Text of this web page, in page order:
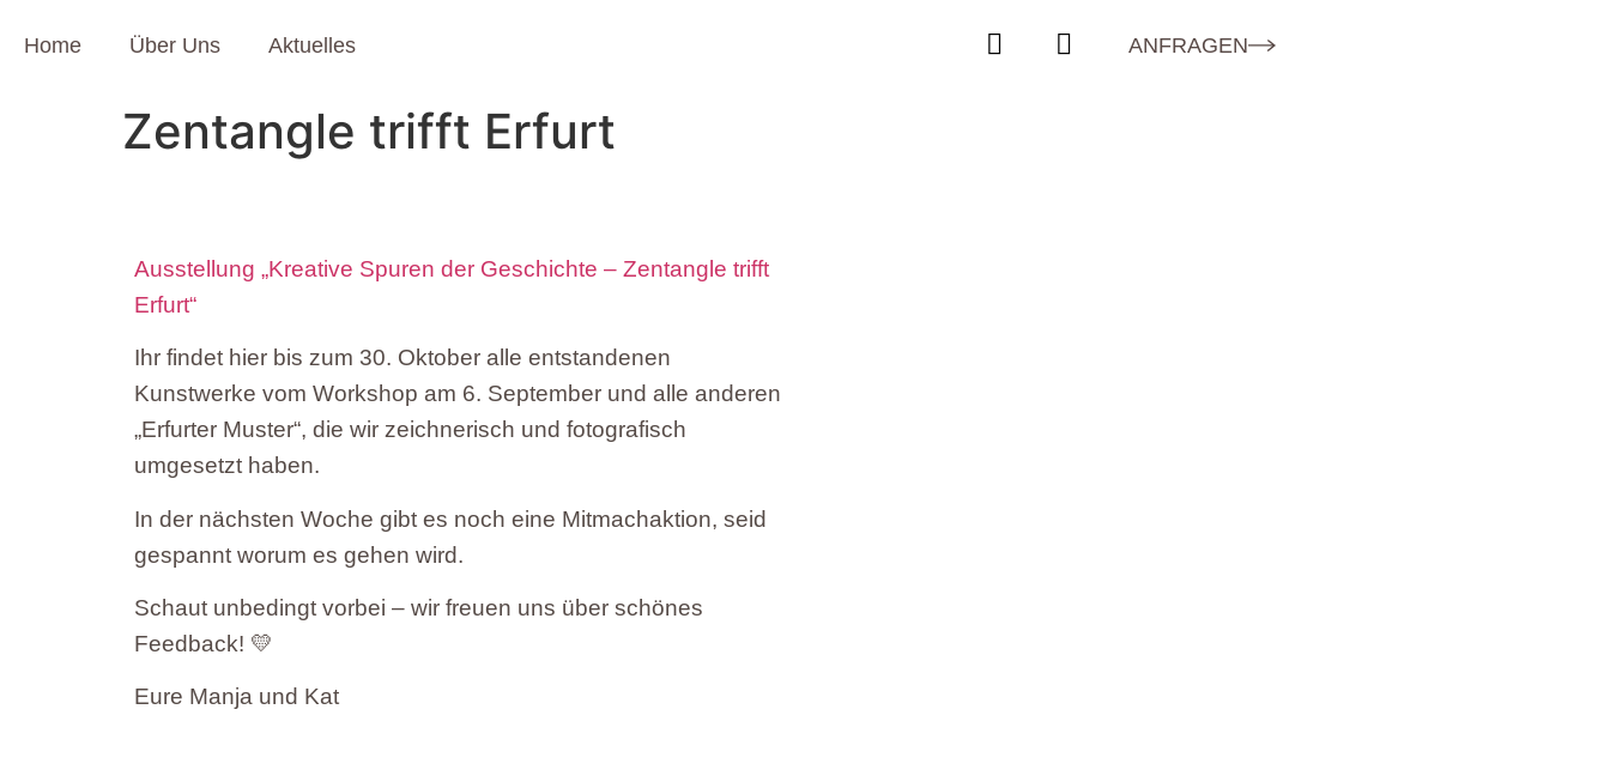
Home Über Uns Aktuelles ANFRAGEN
Zentangle trifft Erfurt
Ausstellung „Kreative Spuren der Geschichte – Zentangle trifft
Erfurt“
Ihr findet hier bis zum 30. Oktober alle entstandenen
Kunstwerke vom Workshop am 6. September und alle anderen
„Erfurter Muster“, die wir zeichnerisch und fotografisch
umgesetzt haben.
In der nächsten Woche gibt es noch eine Mitmachaktion, seid
gespannt worum es gehen wird.
Schaut unbedingt vorbei – wir freuen uns über schönes
Feedback! 💛
Eure Manja und Kat